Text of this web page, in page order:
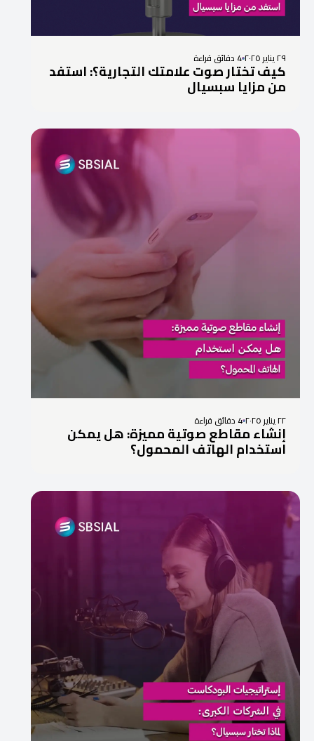
٢٩ يناير ٢٠٢٥ 4 دقائق قراءة
كيف تختار صوت علامتك التجارية؟: استفد
من مزايا سبسيال
٢٢ يناير ٢٠٢٥ 4 دقائق قراءة
إنشاء مقاطع صوتية مميزة: هل يمكن
استخدام الهاتف المحمول؟